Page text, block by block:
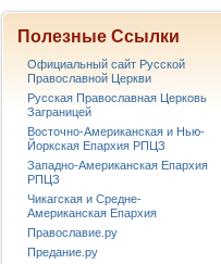
Полезные Ссылки
Официальный сайт Русской
Православной Церкви
Русская Православная Церковь
Заграницей
Восточно-Американская и Нью-
Йоркская Епархия РПЦЗ
Западно-Американская Епархия
РПЦЗ
Чикагская и Средне-
Американская Епархия
Православие.ру
Предание.ру